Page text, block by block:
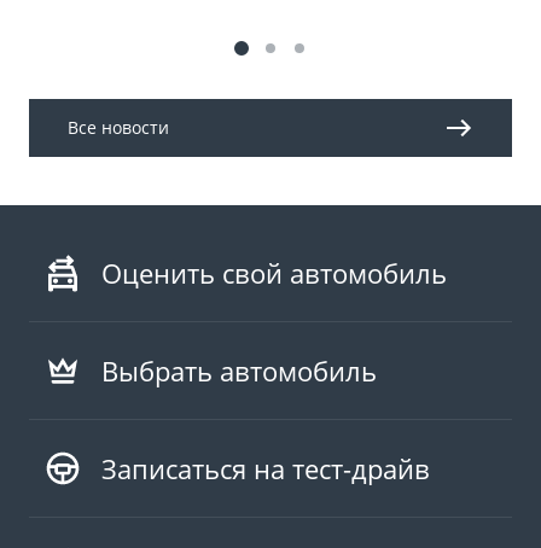
Все новости
Оценить свой автомобиль
Выбрать автомобиль
Записаться на тест-драйв